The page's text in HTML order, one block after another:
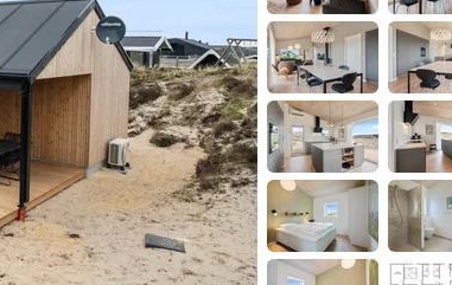
i Søndervig
Sommerhuse i Lodbjerg Hede
Sommerhuse i Nr. Lyngvig
Sommerhuse på Rømø
Sommerhuse i Søndervig
Sommerhuse i Skodbjerge
Sommerhuse i Thorsminde
Sommerhuse i Vedersø Klit
Sommerhuse i Vejers Strand
Sommerhuse i Vester Husby